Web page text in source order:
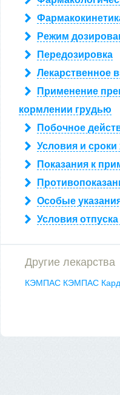
Режим
Передозировка
Лекарственное
Применение
кормлении грудью
Побочное
Условия и сроки
Показания к
Особые
Условия отпуска
Другие лекарства
КЭМПАС КЭМПАС